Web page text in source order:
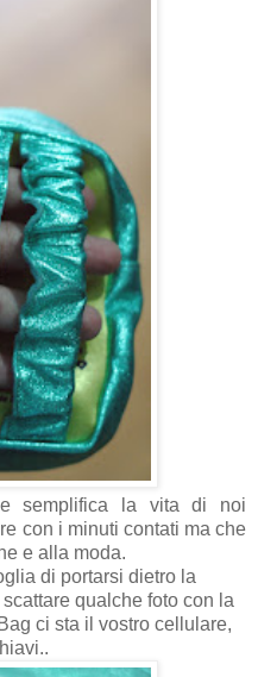
semplifica la vita di noi
con i minuti contati ma che
e alla moda.
di portarsi dietro la
qualche foto con la
ci sta il vostro cellulare,